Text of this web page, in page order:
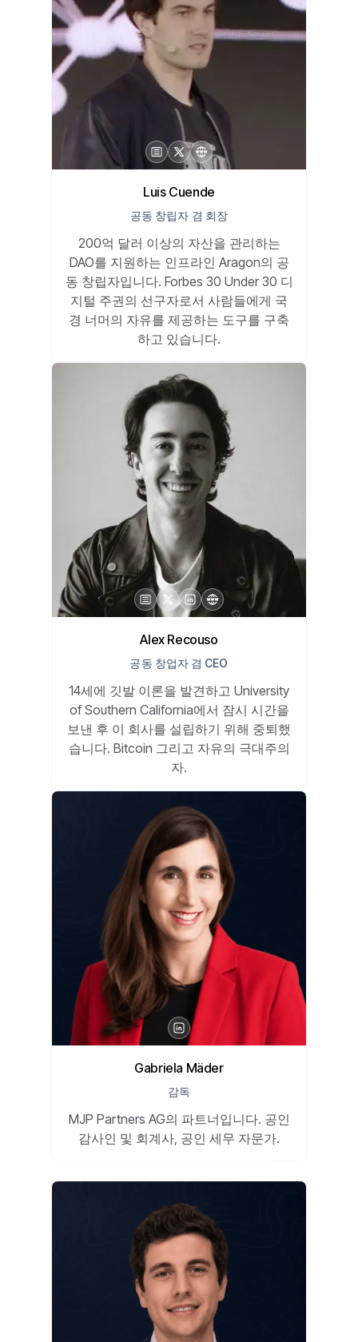
Luis Cuende
공동 창립자 겸 회장
200억 달러 이상의 자산을 관리하는
DAO를 지원하는 인프라인 Aragon의 공
동 창립자입니다. Forbes 30 Under 30 디
지털 주권의 선구자로서 사람들에게 국
경 너머의 자유를 제공하는 도구를 구축
하고 있습니다.
Alex Recouso
공동 창업자 겸 CEO
14세에 깃발 이론을 발견하고 University
of Southern California에서 잠시 시간을
보낸 후 이 회사를 설립하기 위해 중퇴했
습니다. Bitcoin 그리고 자유의 극대주의
자.
Gabriela Mäder
감독
MJP Partners AG의 파트너입니다. 공인
감사인 및 회계사, 공인 세무 자문가.